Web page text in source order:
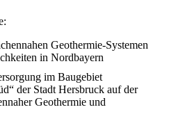
Geothermie-Systemen
in Nordbayern
im Baugebiet
der Stadt Hersbruck auf der
Geothermie und